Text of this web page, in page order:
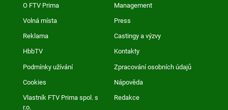
O FTV Prima Management
Volná místa Press
Reklama Castingy a výzvy
HbbTV Kontakty
Podmínky užívání Zpracování osobních údajů
Cookies Nápověda
Vlastník FTV Prima spol. s
r.o.
Redakce